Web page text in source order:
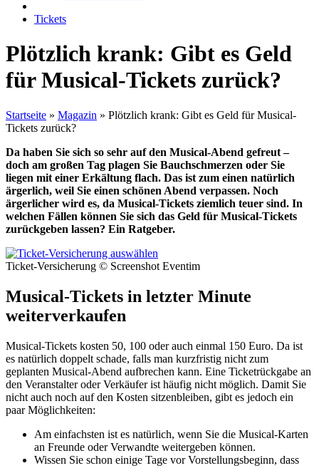
Tickets
Plötzlich krank: Gibt es Geld
für Musical-Tickets zurück?
Startseite » Magazin » Plötzlich krank: Gibt es Geld für Musical-
Tickets zurück?
Da haben Sie sich so sehr auf den Musical-Abend gefreut –
doch am großen Tag plagen Sie Bauchschmerzen oder Sie
liegen mit einer Erkältung flach. Das ist zum einen natürlich
ärgerlich, weil Sie einen schönen Abend verpassen. Noch
ärgerlicher wird es, da Musical-Tickets ziemlich teuer sind. In
welchen Fällen können Sie sich das Geld für Musical-Tickets
zurückgeben lassen? Ein Ratgeber.
Ticket-Versicherung © Screenshot Eventim
Musical-Tickets in letzter Minute
weiterverkaufen
Musical-Tickets kosten 50, 100 oder auch einmal 150 Euro. Da ist
es natürlich doppelt schade, falls man kurzfristig nicht zum
geplanten Musical-Abend aufbrechen kann. Eine Ticketrückgabe an
den Veranstalter oder Verkäufer ist häufig nicht möglich. Damit Sie
nicht auch noch auf den Kosten sitzenbleiben, gibt es jedoch ein
paar Möglichkeiten:
Am einfachsten ist es natürlich, wenn Sie die Musical-Karten
an Freunde oder Verwandte weitergeben können.
Wissen Sie schon einige Tage vor Vorstellungsbeginn, dass